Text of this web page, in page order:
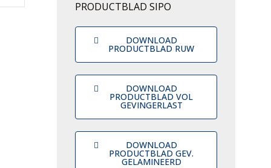
PRODUCTBLAD SIPO
DOWNLOAD
PRODUCTBLAD RUW
DOWNLOAD
PRODUCTBLAD VOL
GEVINGERLAST
DOWNLOAD
PRODUCTBLAD GEV.
GELAMINEERD